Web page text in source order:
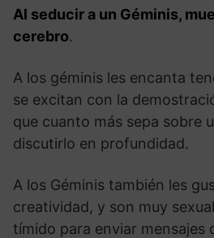
Al seducir a un Géminis,
cerebro.
A los géminis les encanta
se excitan con la
que cuanto más sepa sobre
discutirlo en profundidad.
A los Géminis también les
creatividad, y son muy
tímido para enviar mensajes